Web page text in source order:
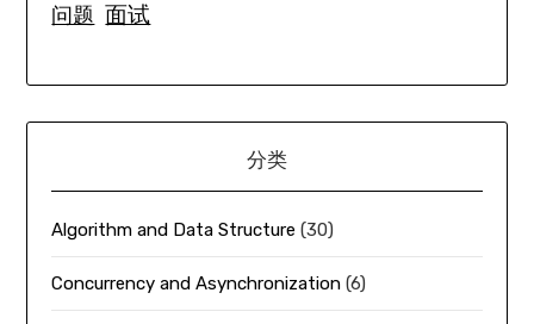
问题 面试
分类
Algorithm and Data Structure (30)
Concurrency and Asynchronization (6)